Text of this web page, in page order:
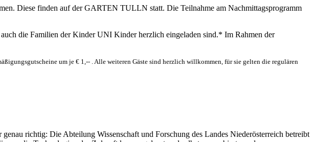
Diese finden auf der GARTEN TULLN statt. Die Teilnahme am Nachmittagsprogramm
auch die Familien der Kinder UNI Kinder herzlich eingeladen sind.* Im Rahmen der
um je € 1,-- . Alle weiteren Gäste sind herzlich willkommen, für sie gelten die regulären
richtig: Die Abteilung Wissenschaft und Forschung des Landes Niederösterreich betreibt